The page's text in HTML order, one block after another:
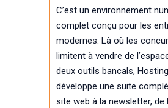
C’est un environnement
complet conçu pour les
modernes. Là où les
limitent à vendre de
deux outils bancals,
développe une suite
site web à la newsletter, de